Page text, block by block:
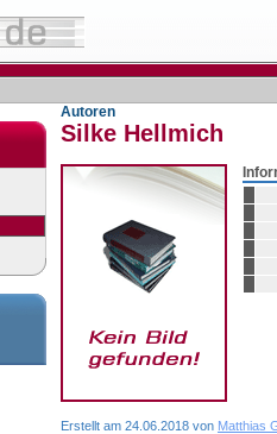
Autoren
Silke Hellmich
Erstellt am 24.06.2018 von Matthias